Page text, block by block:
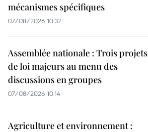
mécanismes spécifiques
07/08/2026 10:32
Assemblée nationale : Trois projets
de loi majeurs au menu des
discussions en groupes
07/08/2026 10:14
Agriculture et environnement :